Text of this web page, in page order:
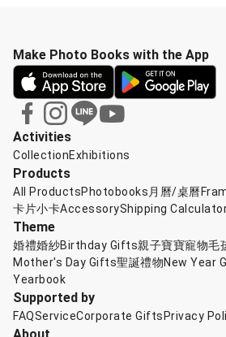
Activities
CollectionExhibitions
Products
All ProductsPhotobooks 月曆/桌曆
卡片小卡AccessoryShipping
Theme
婚禮婚紗Birthday Gifts親子寶寶寵物毛
Mother's Day Gifts聖誕禮物New Year
Yearbook
Supported by
FAQServiceCorporate Gifts Privacy
Make Photo Books with the App